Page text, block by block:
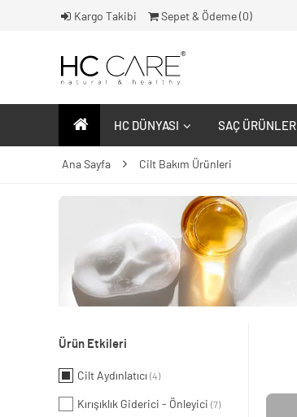
Kargo Takibi Sepet & Ödeme ( 0)
HC DÜNYASI SAÇ ÜRÜNLERI
Ana Sayfa Cilt Bakım Ürünleri
Ürün Etkileri
Cilt Aydınlatıcı (4)
Kırışıklık Giderici - Önleyici (7)